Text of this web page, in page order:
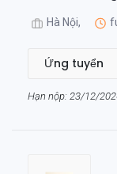
Hà Nội,
Ứng tuyển
Hạn nộp: 23/12/